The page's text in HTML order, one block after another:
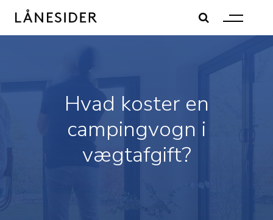
content
Hvad koster en
campingvogn i
vægtafgift?